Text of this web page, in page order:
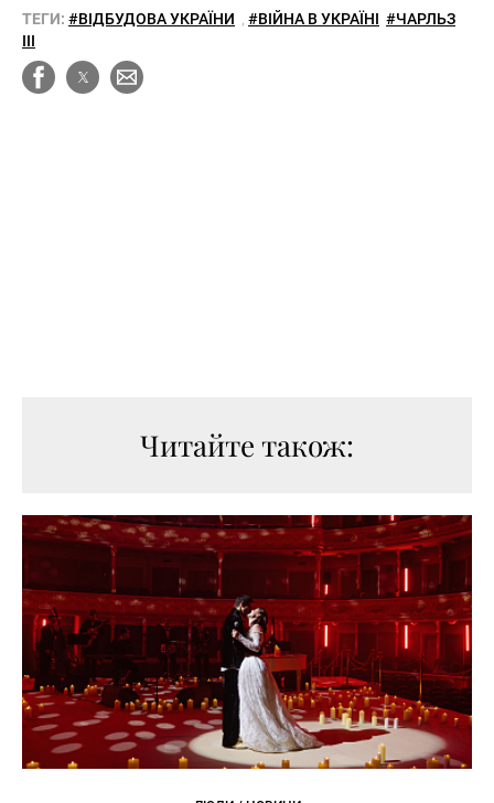
ТЕГИ: #ВІДБУДОВА УКРАЇНИ #ВІЙНА В УКРАЇНІ #ЧАРЛЬЗ
III
Читайте також: